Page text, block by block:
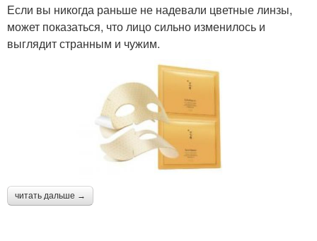
Если вы никогда раньше не надевали цветные линзы,
может показаться, что лицо сильно изменилось и
выглядит странным и чужим.
читать дальше →